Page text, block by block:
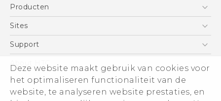
Deze website maakt gebruik van cookies voor
het optimaliseren functionaliteit van de
website, te analyseren website prestaties, en
Nederlands - Gebruikershandleiding
English - User manual
Producten
Telefoons
Vive
Accessoires
Sites
HTC Vive
Aan de slag
Support
Support voor eCommerce
About HTC
ESG
Informatie over het bedrijf